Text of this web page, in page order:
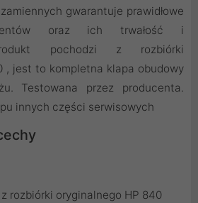
gwarantuje prawidłowe
oraz ich trwałość i
pochodzi z rozbiórki
, jest to kompletna klapa obudowy
Testowana przez producenta.
innych części serwisowych
rozbiórki oryginalnego HP 840